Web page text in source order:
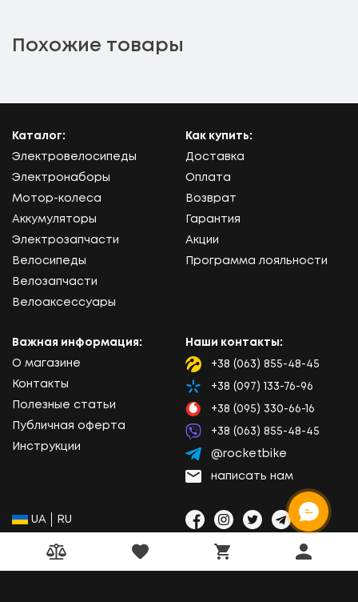
Сравнение товаровИзбранные товарыКорзина товаровЛичный
Похожие товары
Каталог:
Электровелосипеды
Электронаборы
Мотор-колеса
Аккумуляторы
Электрозапчасти
Велосипеды
Велозапчасти
Велоаксессуары
Как купить:
Доставка
Оплата
Возврат
Гарантия
Акции
Программа лояльности
Важная информация:
О магазине
Контакты
Полезные статьи
Публичная оферта
Инструкции
Наши контакты:
Lifecell
+38 (063) 855-48-45
Kyivstar
+38 (097) 133-76-96
Vodafone
+38 (095) 330-66-16
Viber
+38 (063) 855-48-45
Telegram
@rocketbike
Email
написать нам
Социальные сети:
Facebook
Instagram
TwitterTelegram
Viber
Выбор языка сайта:
UA RU
© 2020 - 2026 Rocket Bike - интернет-магазин
ОНЛАЙН ЧАТ